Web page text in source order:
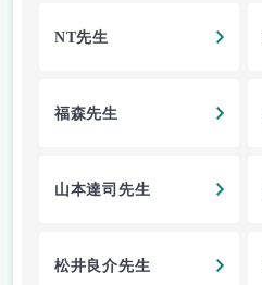
NT先生
福森先生
山本達司先生
松井良介先生